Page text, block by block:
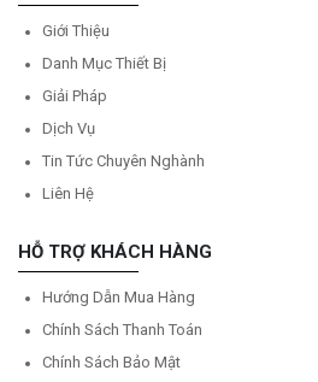
Giới Thiệu
Danh Mục Thiết Bị
Giải Pháp
Dịch Vụ
Tin Tức Chuyên Nghành
Liên Hệ
HỖ TRỢ KHÁCH HÀNG
Hướng Dẫn Mua Hàng
Chính Sách Thanh Toán
Chính Sách Bảo Mật